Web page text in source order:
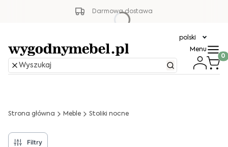
Darmowa dostawa
polski
Menu
Strona główna Meble Stoliki nocne
Filtry